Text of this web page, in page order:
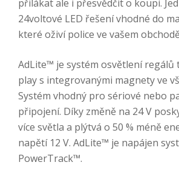
přilákat ale i přesvědčit o koupi.
24voltové LED řešení vhodné do
které oživí police ve vašem
AdLite™ je systém osvětlení regálů
play s integrovanými magnety ve
Systém vhodný pro sériové nebo
připojení. Díky změně na 24 V
více světla a plýtvá o 50 % méně
napětí 12 V. AdLite™ je napájen
PowerTrack™.